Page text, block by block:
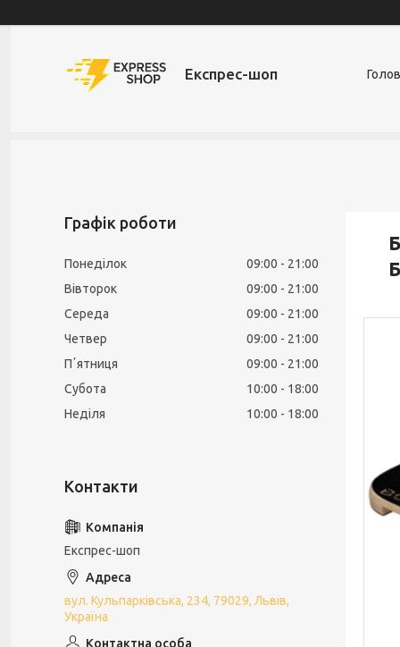
Експрес-шоп
Графік роботи
Понеділок 09:00
21:00
Вівторок
09:00
21:00
Середа
09:00
21:00
Четвер
09:00
21:00
Пʼятниця
09:00
21:00
Субота
10:00
18:00
Неділя
10:00 18:00
Експрес-шоп
вул. Кульпарківська, 234, 79029, Львів,
Україна